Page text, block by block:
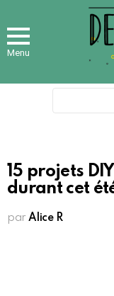
Menu
15 projets
durant cet
par Alice R